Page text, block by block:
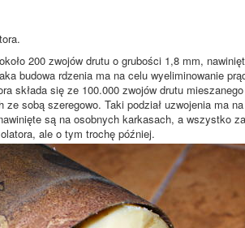
200 zwojów drutu o grubości 1,8 mm,
budowa rdzenia ma na celu wyeliminowanie
składa się ze 100.000 zwojów drutu
ze sobą szeregowo. Taki podział uzwojenia ma
są na osobnych karkasach, a wszystko
ale o tym trochę później.